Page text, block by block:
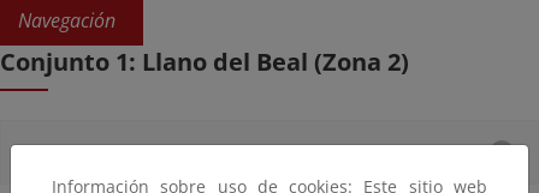
Navegación
Conjunto 1: Llano del Beal (Zona 2)
Documentos
Información sobre uso de cookies: Este sitio web